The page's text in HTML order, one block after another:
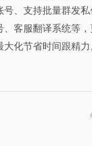
号、支持批量群发
、客服翻译系统等
大化节省时间跟精力